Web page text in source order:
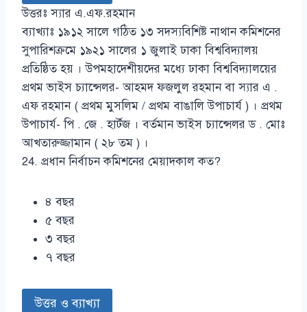
উত্তরঃ স্যার এ.এফ.রহমান
ব্যাখ্যাঃ ১৯১২ সালে গঠিত ১৩ সদস্যবিশিষ্ট নাথান কমিশনের
সুপারিশক্রমে ১৯২১ সালের ১ জুলাই ঢাকা বিশ্ববিদ্যালয়
প্রতিষ্ঠিত হয় । উপমহাদেশীয়দের মধ্যে ঢাকা বিশ্ববিদ্যালয়ের
প্রথম ভাইস চ্যান্সেলর- আহমদ ফজলুল রহমান বা স্যার এ .
এফ রহমান ( প্রথম মুসলিম / প্রথম বাঙালি উপাচার্য ) । প্রথম
উপাচার্য- পি . জে . হার্টজ । বর্তমান ভাইস চ্যান্সেলর ড . মোঃ
আখতারুজ্জামান ( ২৮ তম ) ।
24. প্রধান নির্বাচন কমিশনের মেয়াদকাল কত?
৪ বছর
৫ বছর
৩ বছর
৭ বছর
উত্তর ও ব্যাখ্যা